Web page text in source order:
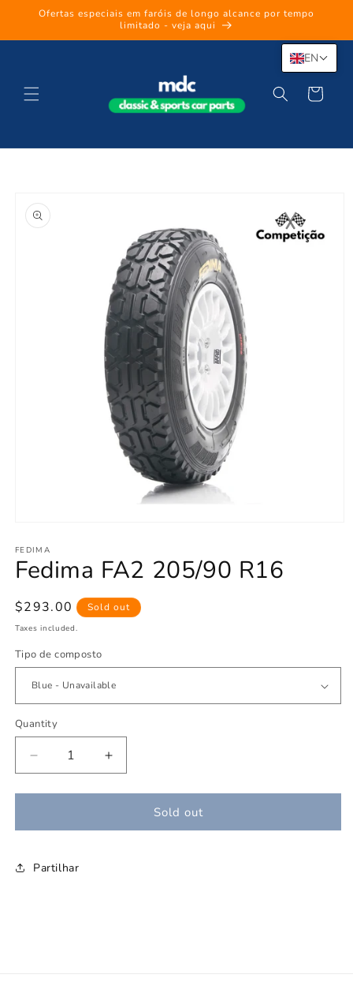
Skip to
Ofertas especiais em faróis de longo alcance por tempo
limitado - veja aqui
Cart
product
information
1
in
modal
FEDIMA
Fedima FA2 205/90 R16
Regular
price
$293.00 Sold out
Taxes included.
Tipo de composto
Quantity
Decrease
quantity
for
FA2
R16
Increase
quantity
for
FA2
Sold out
Partilhar
EN